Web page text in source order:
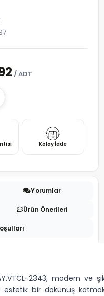
/ ADT
Kolay İade
Yorumlar
Ürün Önerileri
2343, modern ve
estetik bir dokunuş